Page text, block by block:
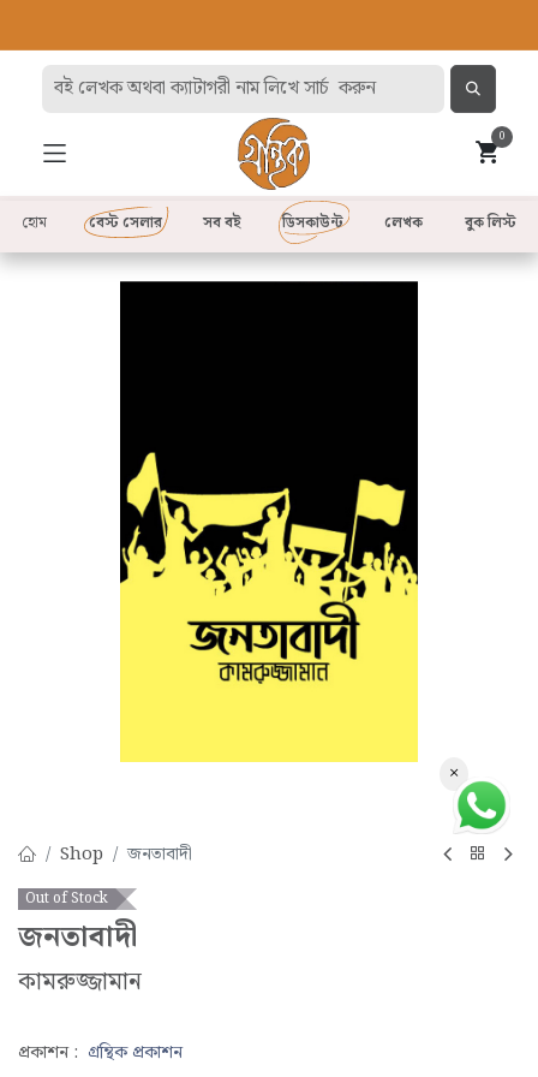
0
হোম বেস্ট সেলার সব বই লেখক
ডিসকাউন্ট বুক লিস্ট
Shop জনতাবাদী
Out of Stock
জনতাবাদী
কামরুজ্জামান
প্রকাশন : গ্রন্থিক প্রকাশন
×